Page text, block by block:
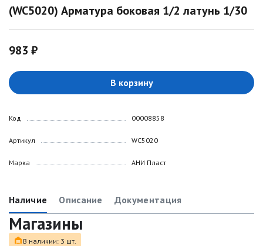
(WC5020) Арматура боковая 1/2 латунь 1/30
983 ₽
В корзину
Код
Артикул
Марка
00008858
WC5020
АНИ Пласт
Наличие Описание Документация
Магазины
В наличии: 3 шт.